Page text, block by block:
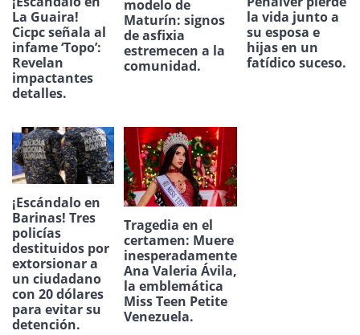
La Guaira!
Cicpc señala al
infame ‘Topo’:
Revelan
impactantes
detalles.
modelo de
Maturín: signos
de asfixia
estremecen a la
comunidad.
la vida junto a
su esposa e
hijas en un
fatídico suceso.
¡Escándalo en
Barinas! Tres
policías
destituidos por
extorsionar a
un ciudadano
con 20 dólares
para evitar su
detención.
Tragedia en el
certamen: Muere
inesperadamente
Ana Valeria Ávila,
la emblemática
Miss Teen Petite
Venezuela.